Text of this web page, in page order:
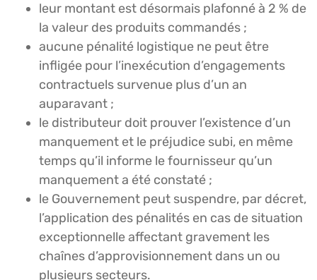
leur montant est désormais plafonné à 2 % de
la valeur des produits commandés ;
aucune pénalité logistique ne peut être
infligée pour l’inexécution d’engagements
contractuels survenue plus d’un an
auparavant ;
le distributeur doit prouver l’existence d’un
manquement et le préjudice subi, en même
temps qu’il informe le fournisseur qu’un
manquement a été constaté ;
le Gouvernement peut suspendre, par décret,
l’application des pénalités en cas de situation
exceptionnelle affectant gravement les
chaînes d’approvisionnement dans un ou
plusieurs secteurs.